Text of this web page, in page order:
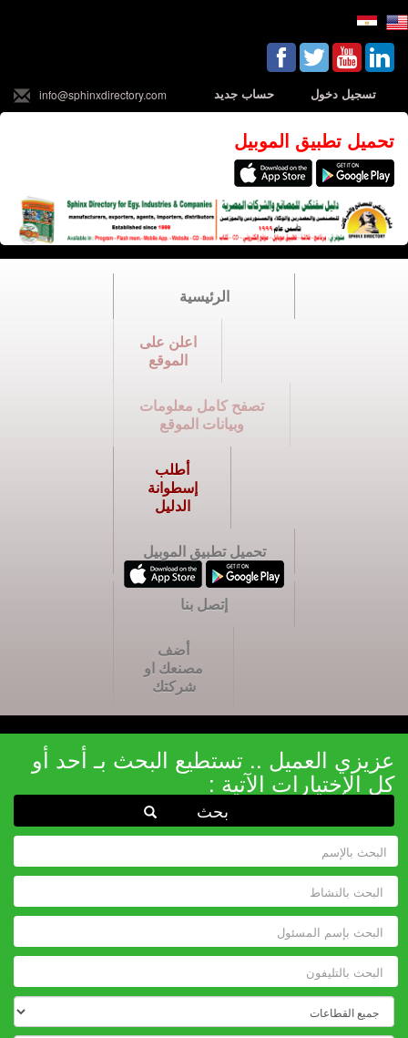
تسجيل دخول حساب جديد info@sphinxdirectory.com
تحميل تطبيق الموبيل
الرئيسية
اعلن على
الموقع
تصفح كامل معلومات
وبيانات الموقع
أطلب
إسطوانة
الدليل
تحميل تطبيق الموبيل
إتصل بنا
أضف
مصنعك او
شركتك
عزيزي العميل .. تستطيع البحث بـ أحد أو
كل الإختيارات الآتية :